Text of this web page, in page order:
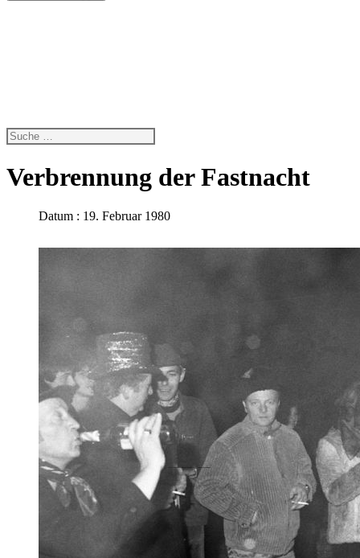
Verbrennung der Fastnacht
Datum : 19. Februar 1980